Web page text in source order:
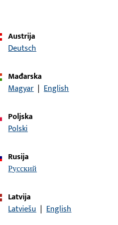
Austrija
Deutsch
Mađarska
Magyar | English
Poljska
Polski
Rusija
русский
Latvija
Latviešu | English